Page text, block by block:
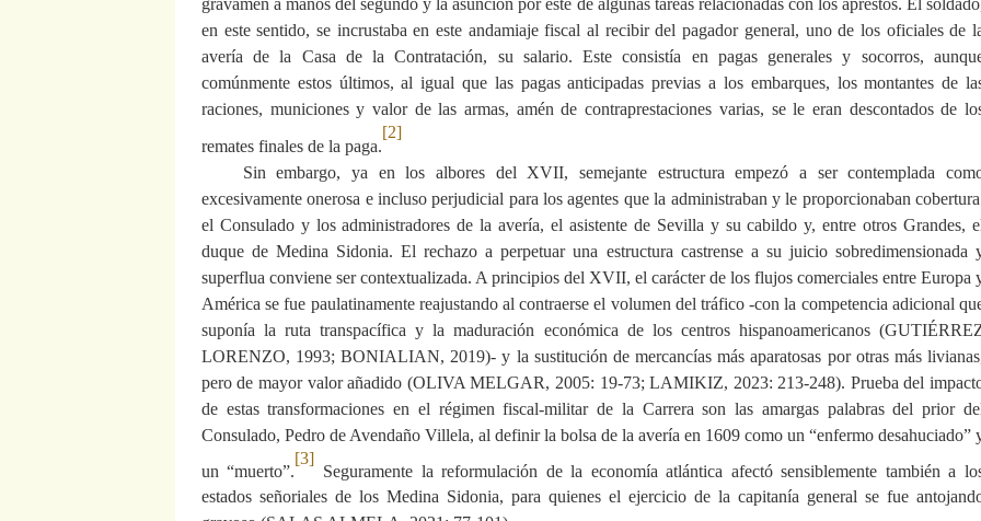
en este sentido, se incrustaba en este andamiaje fiscal al recibir del pagador general, uno de los oficiales de
avería de la Casa de la Contratación, su salario. Este consistía en pagas generales y socorros,
comúnmente estos últimos, al igual que las pagas anticipadas previas a los embarques, los montantes de
raciones, municiones y valor de las armas, amén de contraprestaciones varias, se le eran descontados de
remates finales de la paga.
[2]
Sin embargo, ya en los albores del XVII, semejante estructura empezó a ser contemplada
excesivamente onerosa e incluso perjudicial para los agentes que la administraban y le proporcionaban
el Consulado y los administradores de la avería, el asistente de Sevilla y su cabildo y, entre otros Grandes,
duque de Medina Sidonia. El rechazo a perpetuar una estructura castrense a su juicio sobredimensionada
superflua conviene ser contextualizada. A principios del XVII, el carácter de los flujos comerciales entre Europa
América se fue paulatinamente reajustando al contraerse el volumen del tráfico -con la competencia adicional
suponía la ruta transpacífica y la maduración económica de los centros hispanoamericanos
LORENZO, 1993; BONIALIAN, 2019)- y la sustitución de mercancías más aparatosas por otras más
pero de mayor valor añadido (OLIVA MELGAR, 2005: 19-73; LAMIKIZ, 2023: 213-248). Prueba del
de estas transformaciones en el régimen fiscal-militar de la Carrera son las amargas palabras del prior
Consulado, Pedro de Avendaño Villela, al definir la bolsa de la avería en 1609 como un “enfermo desahuciado”
un “muerto”.
[3]
Seguramente la reformulación de la economía atlántica afectó sensiblemente también a
estados señoriales de los Medina Sidonia, para quienes el ejercicio de la capitanía general se fue